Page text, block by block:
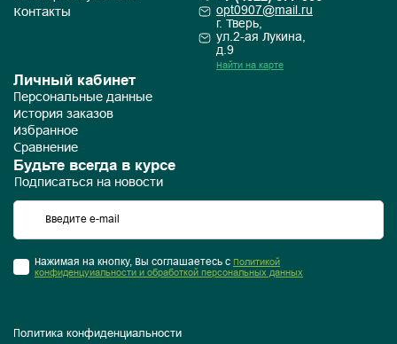
Контакты
opt0907@mail.ru
г. Тверь,
ул.2-ая Лукина,
д.9
Найти на карте
Личный кабинет
Персональные данные
История заказов
Избранное
Сравнение
Будьте всегда в курсе
Подписаться на новости
Нажимая на кнопку, Вы соглашаетесь с Политикой
конфиденцуиальности и обработкой персональных данных
Политика конфиденциальности